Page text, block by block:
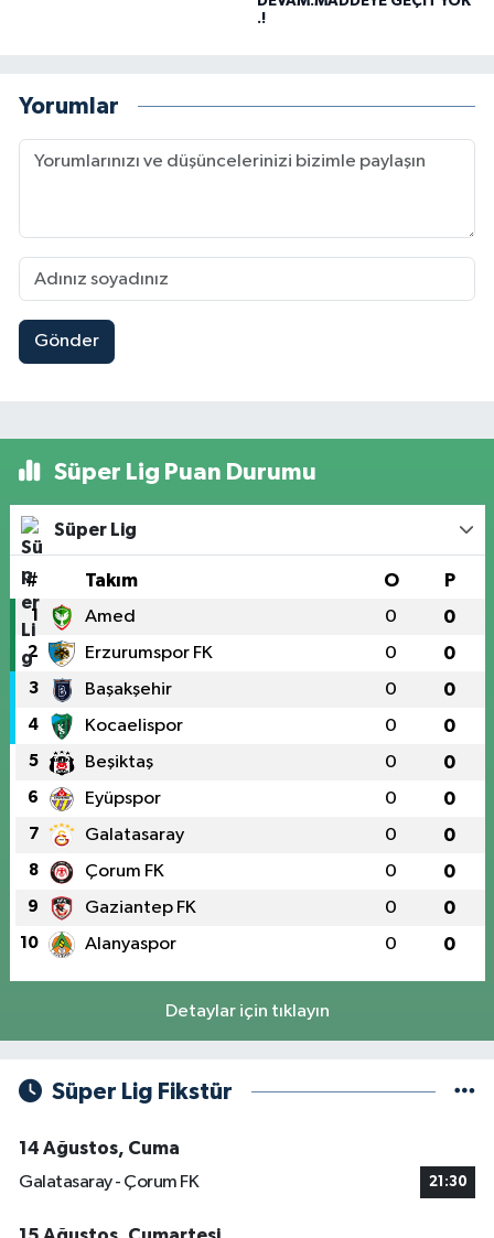
.!
Yorumlar
Gönder
Süper Lig Puan Durumu
Süper Lig
# Takım O P
1 Amed 0 0
2 Erzurumspor FK 0 0
3 Başakşehir 0 0
4 Kocaelispor 0 0
5 Beşiktaş 0 0
6 Eyüpspor 0 0
7 Galatasaray 0 0
8 Çorum FK 0 0
9 Gaziantep FK 0 0
10 Alanyaspor 0 0
Detaylar için tıklayın
Süper Lig Fikstür
14 Ağustos, Cuma
Galatasaray - Çorum FK
21:30